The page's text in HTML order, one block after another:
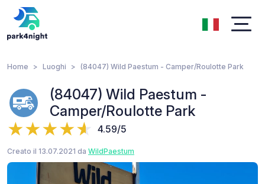
Home Luoghi (84047) Wild Paestum - Camper/Roulotte Park
(84047) Wild Paestum -
Camper/Roulotte Park
4.59/5
Creato il 13.07.2021 da WildPaestum